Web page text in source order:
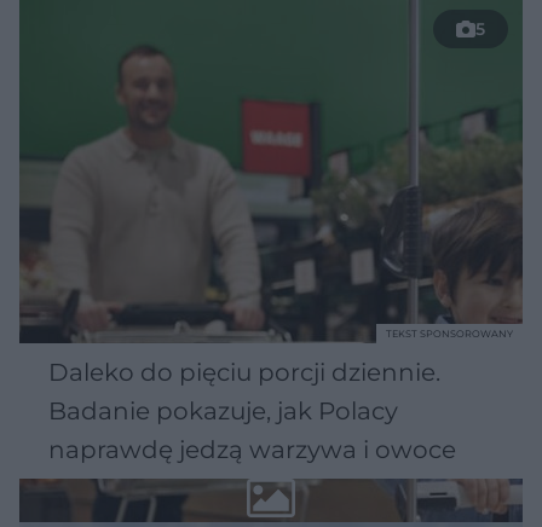
5
Daleko do pięciu porcji dziennie.
Badanie pokazuje, jak Polacy
naprawdę jedzą warzywa i owoce
TEKST SPONSOROWANY